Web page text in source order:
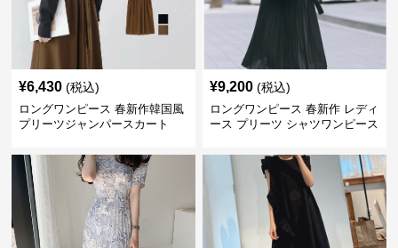
¥6,430 (税込)
ロングワンピース 春新作韓国風
プリーツジャンパースカート
¥9,200 (税込)
ロングワンピース 春新作 レディ
ース プリーツ シャツワンピース